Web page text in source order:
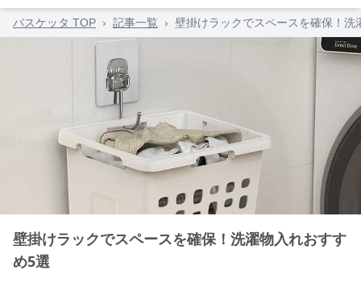
バスケッタ TOP › 記事一覧 › 壁掛けラックでスペースを確保！洗
壁掛けラックでスペースを確保！洗濯物入れおすす
め5選